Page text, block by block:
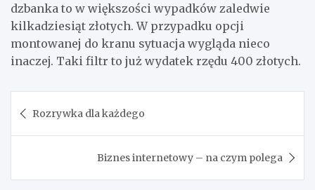
dzbanka to w większości wypadków zaledwie
kilkadziesiąt złotych. W przypadku opcji
montowanej do kranu sytuacja wygląda nieco
inaczej. Taki filtr to już wydatek rzędu 400 złotych.
wpisu
Rozrywka dla każdego
Biznes internetowy – na czym polega